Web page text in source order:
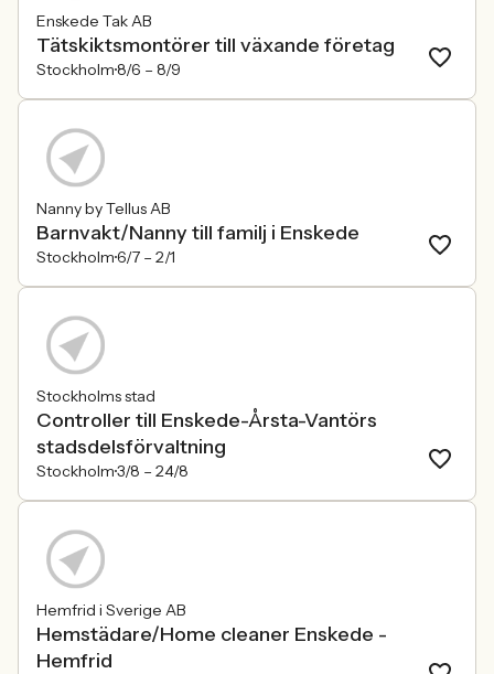
Enskede Tak AB
Tätskiktsmontörer till växande företag
Stockholm8/6 – 8/9
Nanny by Tellus AB
Barnvakt/Nanny till familj i Enskede
Stockholm6/7 – 2/1
Stockholms stad
Controller till Enskede-Årsta-Vantörs
stadsdelsförvaltning
Stockholm3/8 – 24/8
Hemfrid i Sverige AB
Hemstädare/Home cleaner Enskede -
Hemfrid